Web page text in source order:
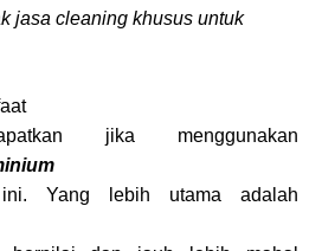
jasa cleaning khusus untuk
jika menggunakan
Yang lebih utama adalah